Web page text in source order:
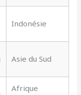
Indonésie
Asie du Sud
Afrique